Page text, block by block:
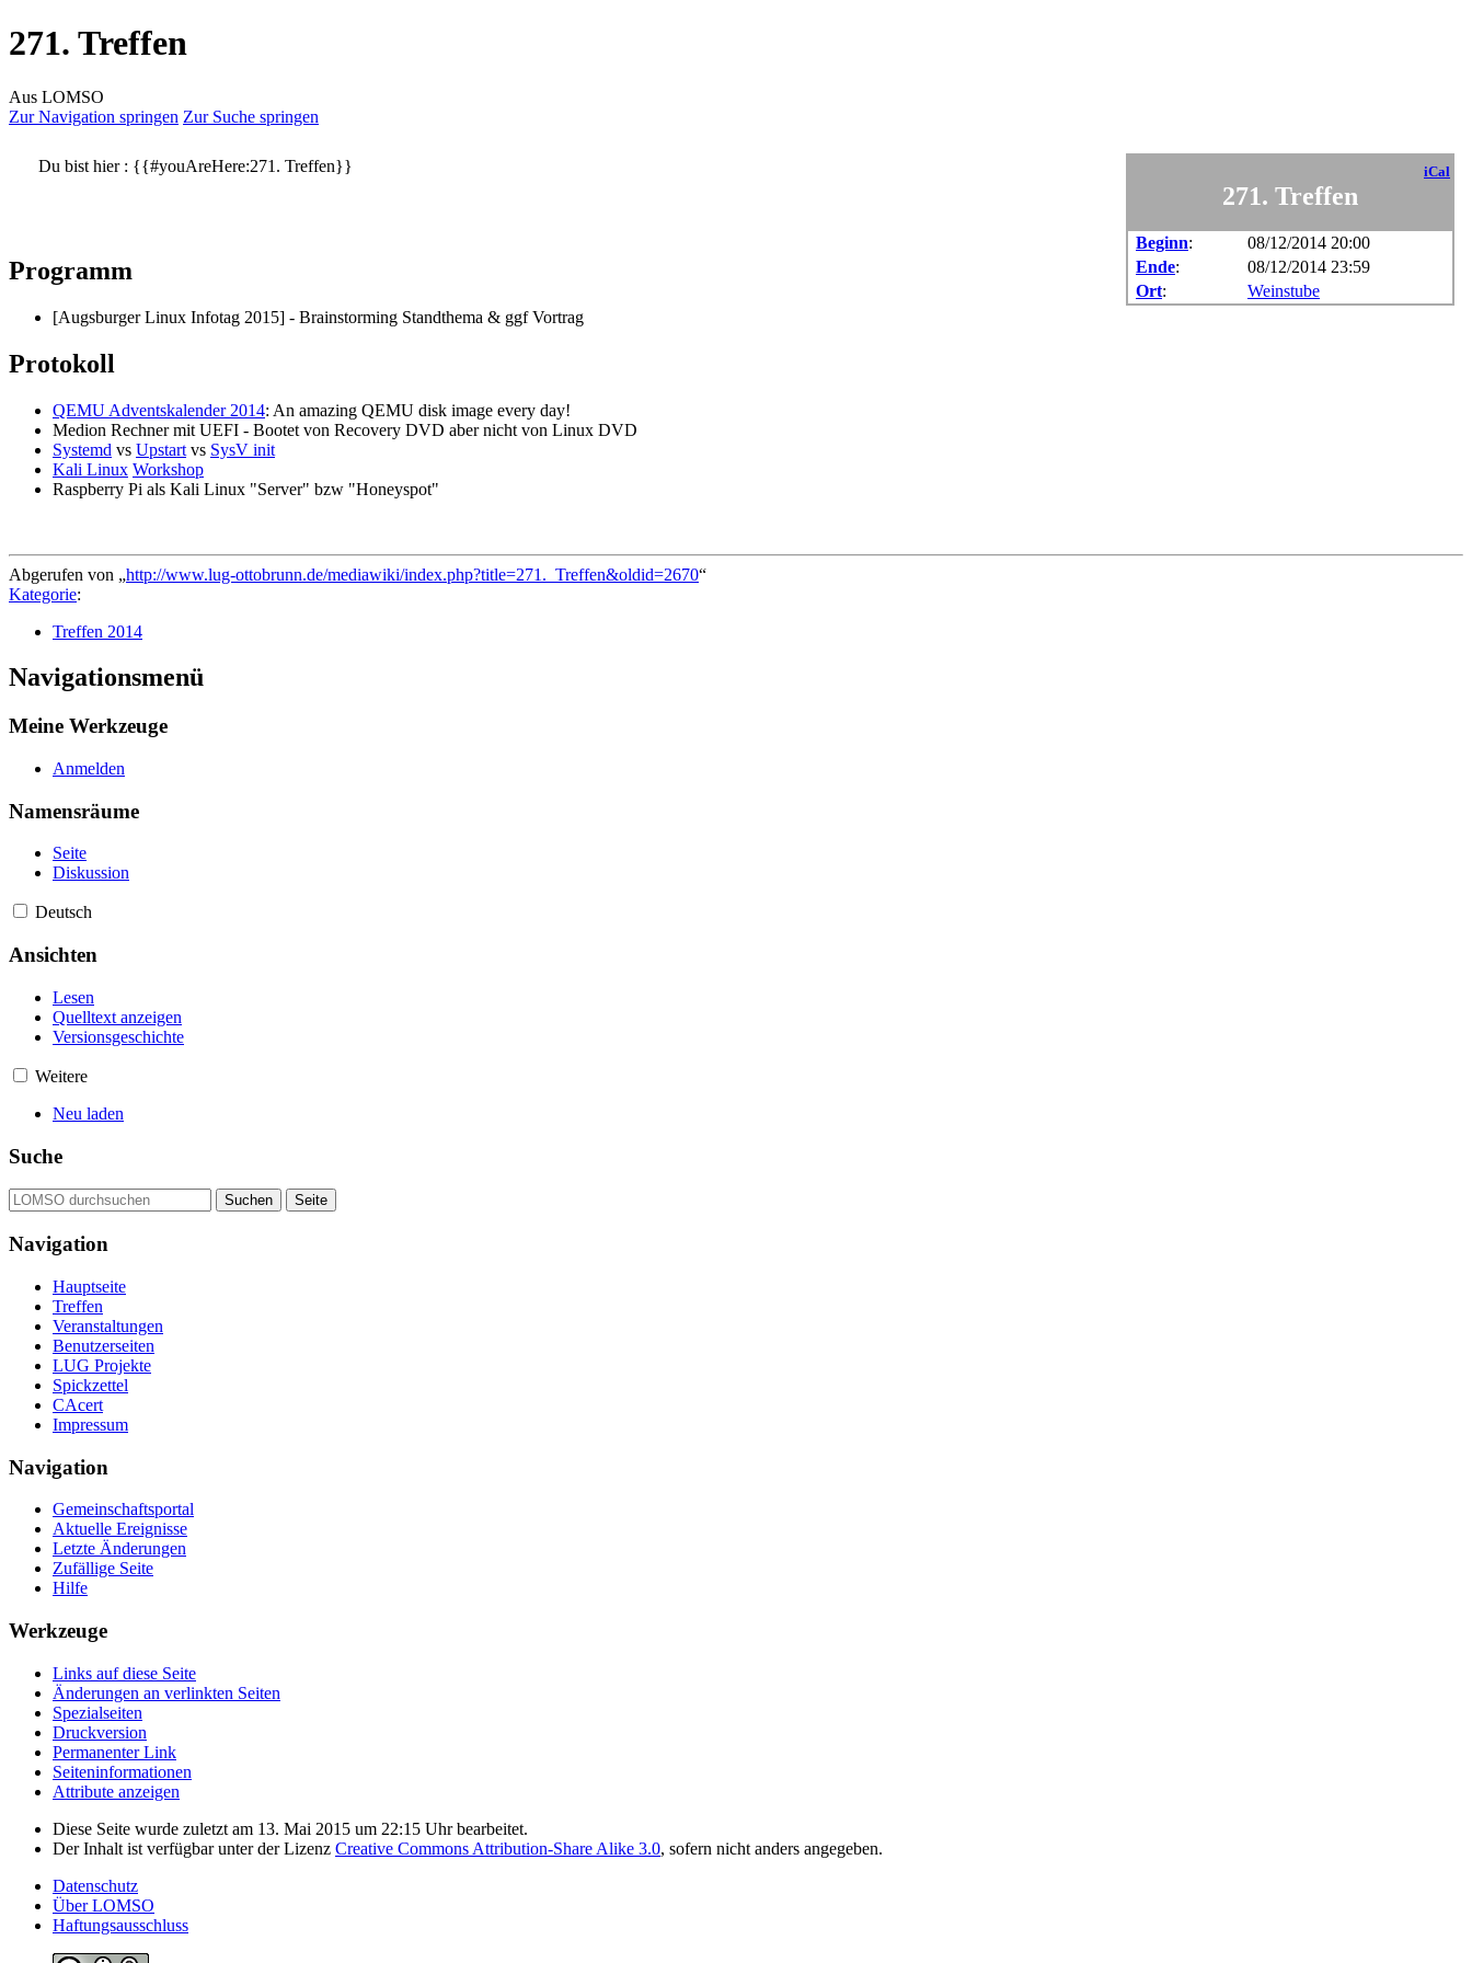
271. Treffen
Aus LOMSO
Zur Navigation springen Zur Suche springen
iCal
271. Treffen
Beginn:
08/12/2014 20:00
Ende:
08/12/2014 23:59
Ort: Weinstube
Du bist hier : {{#youAreHere:271. Treffen}}
Programm
[Augsburger Linux Infotag 2015] - Brainstorming Standthema & ggf Vortrag
Protokoll
QEMU Adventskalender 2014: An amazing QEMU disk image every day!
Medion Rechner mit UEFI - Bootet von Recovery DVD aber nicht von Linux DVD
Systemd vs Upstart vs SysV init
Kali Linux Workshop
Raspberry Pi als Kali Linux "Server" bzw "Honeyspot"
Abgerufen von „http://www.lug-ottobrunn.de/mediawiki/index.php?title=271._Treffen&oldid=2670“
Kategorie:
Treffen 2014
Navigationsmenü
Meine Werkzeuge
Anmelden
Namensräume
Seite
Diskussion
Deutsch
Ansichten
Lesen
Quelltext anzeigen
Versionsgeschichte
Weitere
Neu laden
Suche
Navigation
Hauptseite
Treffen
Veranstaltungen
Benutzerseiten
LUG Projekte
Spickzettel
CAcert
Impressum
Navigation
Gemeinschafts­portal
Aktuelle Ereignisse
Letzte Änderungen
Zufällige Seite
Hilfe
Werkzeuge
Links auf diese Seite
Änderungen an verlinkten Seiten
Spezialseiten
Druckversion
Permanenter Link
Seiten­­informationen
Attribute anzeigen
Diese Seite wurde zuletzt am 13. Mai 2015 um 22:15 Uhr bearbeitet.
Der Inhalt ist verfügbar unter der Lizenz Creative Commons Attribution-Share Alike 3.0, sofern nicht anders angegeben.
Datenschutz
Über LOMSO
Haftungsausschluss